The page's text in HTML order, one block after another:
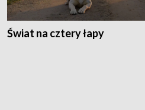
Świat na cztery łapy